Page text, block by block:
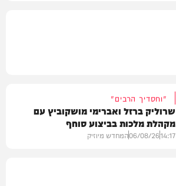
"וחסדיך הרבים"
שרוליק ברזל ואברימי מושקוביץ עם
מקהלת מלכות בביצוע סוחף
14:17
06/08/26המחדש מיוזיק